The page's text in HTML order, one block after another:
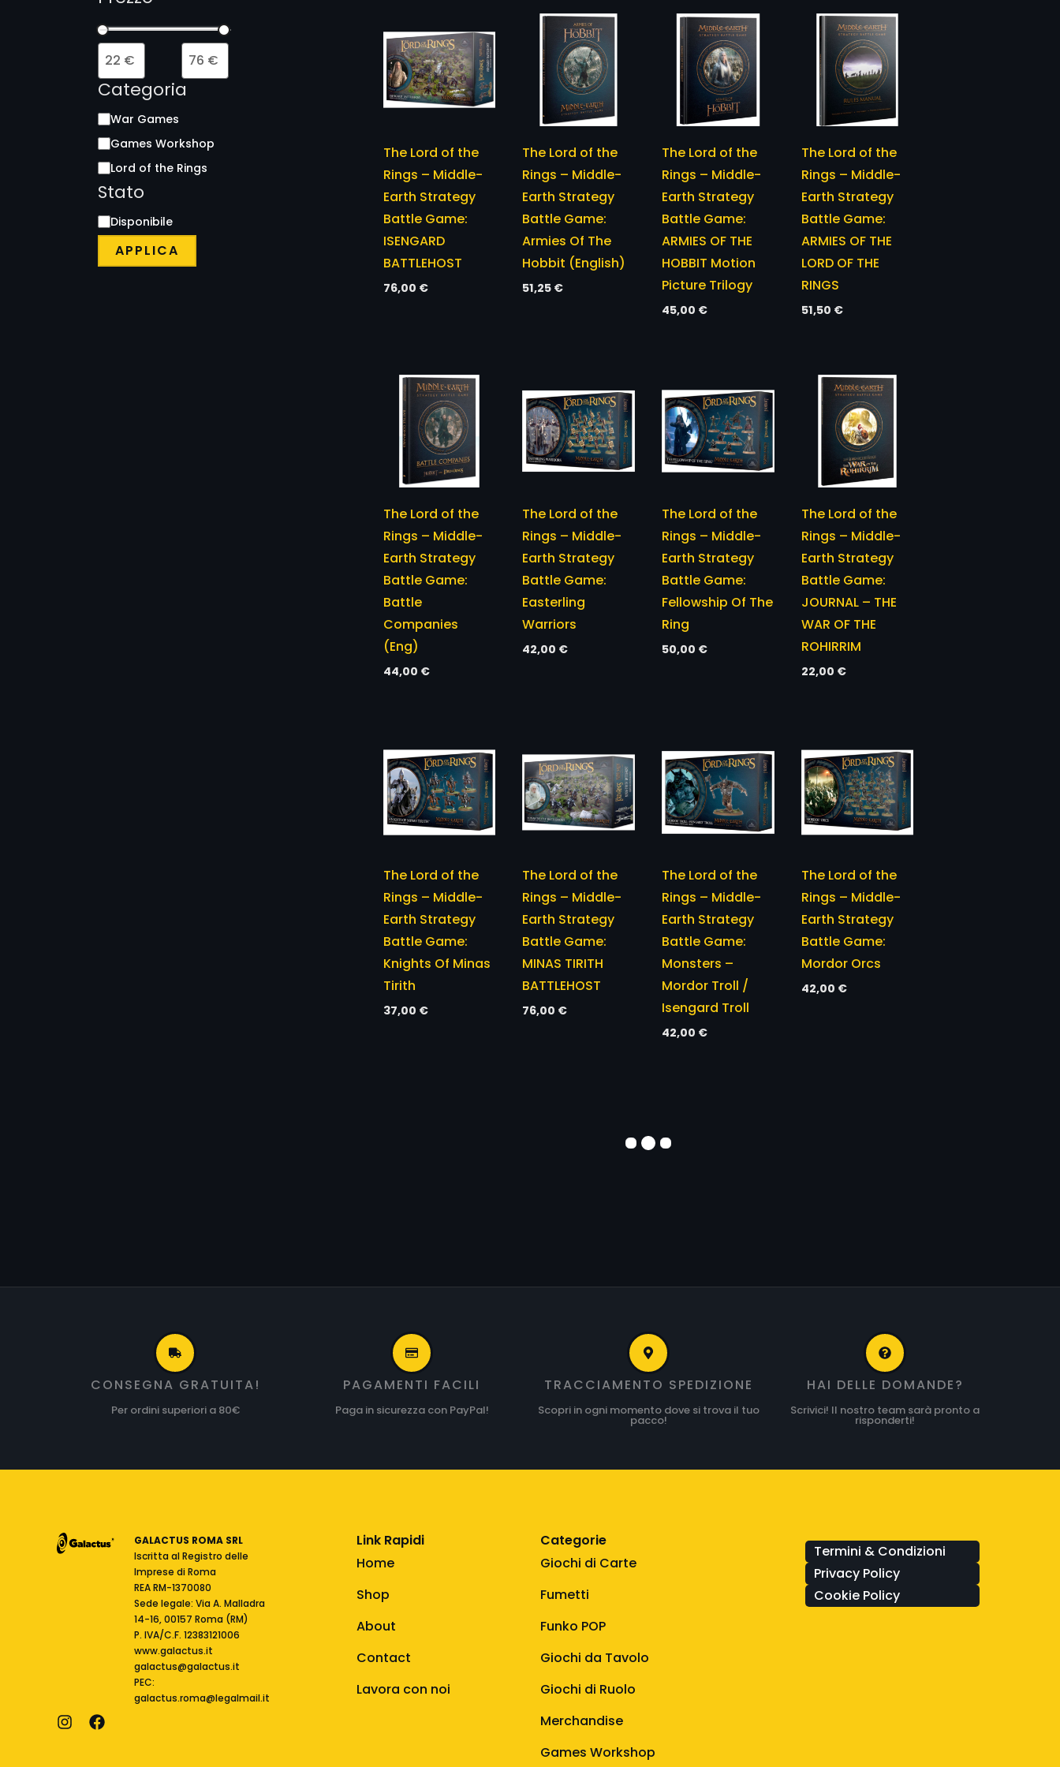
Categoria
War Games
Games Workshop
Lord of the Rings
Stato
Disponibile
APPLICA
The Lord of the
Rings – Middle-
Earth Strategy
Battle Game:
ISENGARD
BATTLEHOST
76,00 €
The Lord of the
Rings – Middle-
Earth Strategy
Battle Game:
Armies Of The
Hobbit (English)
51,25 €
The Lord of the
Rings – Middle-
Earth Strategy
Battle Game:
ARMIES OF THE
HOBBIT Motion
Picture Trilogy
45,00 €
The Lord of the
Rings – Middle-
Earth Strategy
Battle Game:
ARMIES OF THE
LORD OF THE
RINGS
51,50 €
The Lord of the
Rings – Middle-
Earth Strategy
Battle Game:
Battle
Companies
(Eng)
44,00 €
The Lord of the
Rings – Middle-
Earth Strategy
Battle Game:
Easterling
Warriors
42,00 €
The Lord of the
Rings – Middle-
Earth Strategy
Battle Game:
Fellowship Of The
Ring
50,00 €
The Lord of the
Rings – Middle-
Earth Strategy
Battle Game:
JOURNAL – THE
WAR OF THE
ROHIRRIM
22,00 €
The Lord of the
Rings – Middle-
Earth Strategy
Battle Game:
Knights Of Minas
Tirith
37,00 €
The Lord of the
Rings – Middle-
Earth Strategy
Battle Game:
MINAS TIRITH
BATTLEHOST
76,00 €
The Lord of the
Rings – Middle-
Earth Strategy
Battle Game:
Monsters –
Mordor Troll /
Isengard Troll
42,00 €
The Lord of the
Rings – Middle-
Earth Strategy
Battle Game:
Mordor Orcs
42,00 €
CONSEGNA GRATUITA!
Per ordini superiori a 80€
PAGAMENTI FACILI
Paga in sicurezza con PayPal!
TRACCIAMENTO SPEDIZIONE
Scopri in ogni momento dove si trova il tuo
pacco!
HAI DELLE DOMANDE?
Scrivici! Il nostro team sarà pronto a
risponderti!
GALACTUS ROMA SRL
Iscritta al Registro delle
Imprese di Roma
REA RM-1370080
Sede legale: Via A. Malladra
14-16, 00157 Roma (RM)
P. IVA/C.F. 12383121006
www.galactus.it
galactus@galactus.it
PEC:
galactus.roma@legalmail.it
I
n
F
a
Link Rapidi
Home
Shop
About
Contact
Lavora con noi
Categorie
Giochi di Carte
Fumetti
Funko POP
Giochi da Tavolo
Giochi di Ruolo
Merchandise
Games Workshop
Termini & Condizioni
Privacy Policy
Cookie Policy